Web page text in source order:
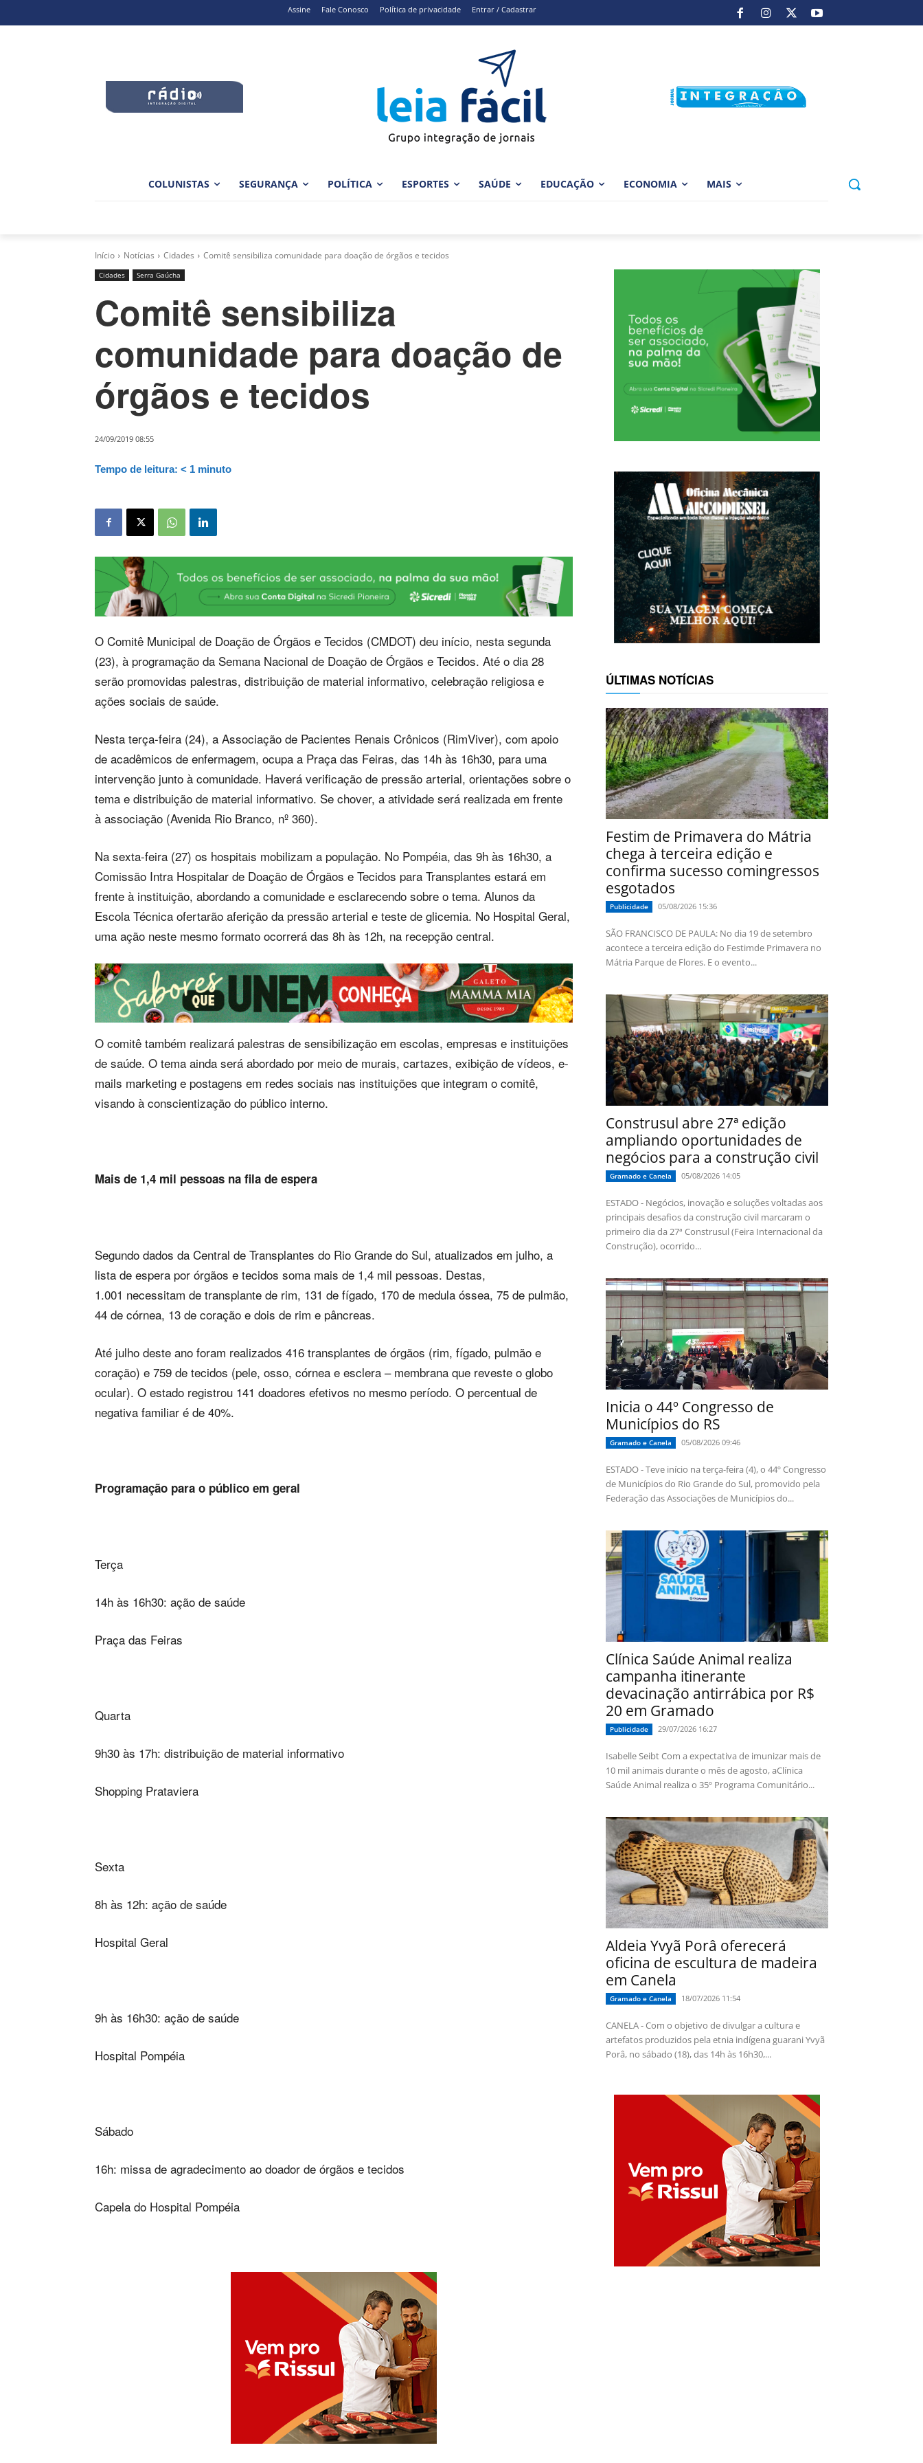
Assine Fale Conosco Política de privacidade Entrar / Cadastrar
COLUNISTAS SEGURANÇA POLÍTICA ESPORTES SAÚDE EDUCAÇÃO ECONOMIA MAIS
Início Notícias Cidades Comitê sensibiliza comunidade para doação de órgãos e tecidos
Cidades Serra Gaúcha
Comitê sensibiliza
comunidade para doação de
órgãos e tecidos
24/09/2019 08:55
Tempo de leitura: < 1 minuto
O Comitê Municipal de Doação de Órgãos e Tecidos (CMDOT) deu início, nesta segunda
(23), à programação da Semana Nacional de Doação de Órgãos e Tecidos. Até o dia 28
serão promovidas palestras, distribuição de material informativo, celebração religiosa e
ações sociais de saúde.
Nesta terça-feira (24), a Associação de Pacientes Renais Crônicos (RimViver), com apoio
de acadêmicos de enfermagem, ocupa a Praça das Feiras, das 14h às 16h30, para uma
intervenção junto à comunidade. Haverá verificação de pressão arterial, orientações sobre o
tema e distribuição de material informativo. Se chover, a atividade será realizada em frente
à associação (Avenida Rio Branco, nº 360).
Na sexta-feira (27) os hospitais mobilizam a população. No Pompéia, das 9h às 16h30, a
Comissão Intra Hospitalar de Doação de Órgãos e Tecidos para Transplantes estará em
frente à instituição, abordando a comunidade e esclarecendo sobre o tema. Alunos da
Escola Técnica ofertarão aferição da pressão arterial e teste de glicemia. No Hospital Geral,
uma ação neste mesmo formato ocorrerá das 8h às 12h, na recepção central.
O comitê também realizará palestras de sensibilização em escolas, empresas e instituições
de saúde. O tema ainda será abordado por meio de murais, cartazes, exibição de vídeos, e-
mails marketing e postagens em redes sociais nas instituições que integram o comitê,
visando à conscientização do público interno.
Mais de 1,4 mil pessoas na fila de espera
Segundo dados da Central de Transplantes do Rio Grande do Sul, atualizados em julho, a
lista de espera por órgãos e tecidos soma mais de 1,4 mil pessoas. Destas,
1.001 necessitam de transplante de rim, 131 de fígado, 170 de medula óssea, 75 de pulmão,
44 de córnea, 13 de coração e dois de rim e pâncreas.
Até julho deste ano foram realizados 416 transplantes de órgãos (rim, fígado, pulmão e
coração) e 759 de tecidos (pele, osso, córnea e esclera – membrana que reveste o globo
ocular). O estado registrou 141 doadores efetivos no mesmo período. O percentual de
negativa familiar é de 40%.
Programação para o público em geral
Terça
14h às 16h30: ação de saúde
Praça das Feiras
Quarta
9h30 às 17h: distribuição de material informativo
Shopping Prataviera
Sexta
8h às 12h: ação de saúde
Hospital Geral
9h às 16h30: ação de saúde
Hospital Pompéia
Sábado
16h: missa de agradecimento ao doador de órgãos e tecidos
Capela do Hospital Pompéia
ÚLTIMAS NOTÍCIAS
Festim de Primavera do Mátria
chega à terceira edição e
confirma sucesso comingressos
esgotados
Publicidade 05/08/2026 15:36
SÃO FRANCISCO DE PAULA: No dia 19 de setembro
acontece a terceira edição do Festimde Primavera no
Mátria Parque de Flores. E o evento...
Construsul abre 27ª edição
ampliando oportunidades de
negócios para a construção civil
Gramado e Canela 05/08/2026 14:05
ESTADO - Negócios, inovação e soluções voltadas aos
principais desafios da construção civil marcaram o
primeiro dia da 27ª Construsul (Feira Internacional da
Construção), ocorrido...
Inicia o 44º Congresso de
Municípios do RS
Gramado e Canela 05/08/2026 09:46
ESTADO - Teve início na terça-feira (4), o 44º Congresso
de Municípios do Rio Grande do Sul, promovido pela
Federação das Associações de Municípios do...
Clínica Saúde Animal realiza
campanha itinerante
devacinação antirrábica por R$
20 em Gramado
Publicidade 29/07/2026 16:27
Isabelle Seibt Com a expectativa de imunizar mais de
10 mil animais durante o mês de agosto, aClínica
Saúde Animal realiza o 35º Programa Comunitário...
Aldeia Yvyã Porâ oferecerá
oficina de escultura de madeira
em Canela
Gramado e Canela 18/07/2026 11:54
CANELA - Com o objetivo de divulgar a cultura e
artefatos produzidos pela etnia indígena guarani Yvyã
Porâ, no sábado (18), das 14h às 16h30,...